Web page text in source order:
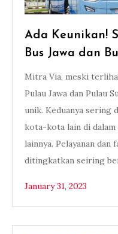
Ada Keunikan!
Bus Jawa dan
Mitra Via, meski
Pulau Jawa dan Pulau
unik. Keduanya sering
kota-kota lain di dalam
lainnya. Pelayanan
ditingkatkan seiring
January 31, 2023